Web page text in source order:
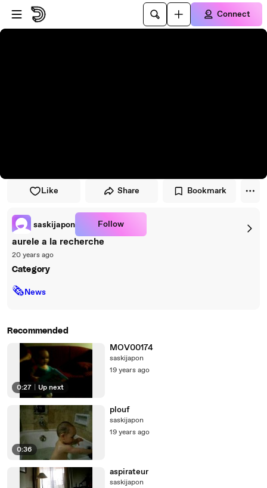
Skip to player
Skip to main content
Connect
Like Share Bookmark
saskijapon Follow
aurele a la recherche
20 years ago
Category
🗞News
Recommended
0:27 Up next
MOV00174
saskijapon
19 years ago
0:36
plouf
saskijapon
19 years ago
aspirateur
saskijapon